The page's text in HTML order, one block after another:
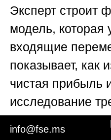
Эксперт строит
модель, которая
входящие
показывает, как
чистая прибыль
исследование
квалификации, и
info@fse.ms